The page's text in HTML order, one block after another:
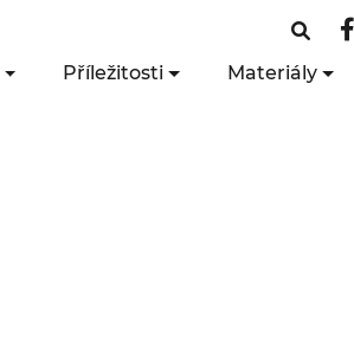
Příležitosti Materiály